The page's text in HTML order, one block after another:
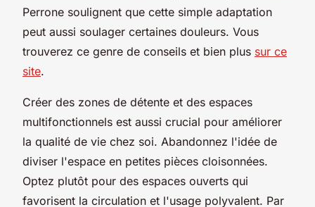
Perrone soulignent que cette simple adaptation
peut aussi soulager certaines douleurs. Vous
trouverez ce genre de conseils et bien plus sur ce
site.
Créer des zones de détente et des espaces
multifonctionnels est aussi crucial pour améliorer
la qualité de vie chez soi. Abandonnez l'idée de
diviser l'espace en petites pièces cloisonnées.
Optez plutôt pour des espaces ouverts qui
favorisent la circulation et l'usage polyvalent. Par